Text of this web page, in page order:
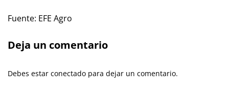
Fuente: EFE Agro
Deja un comentario
Debes estar conectado para dejar un comentario.